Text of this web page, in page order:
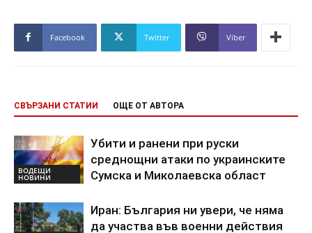
Facebook Twitter Viber
СВЪРЗАНИ СТАТИИ ОЩЕ ОТ АВТОРА
ВОДЕЩИ
НОВИНИ
Убити и ранени при руски
среднощни атаки по украинските
Сумска и Миколаевска област
Иран: България ни увери, че няма
да участва във военни действия